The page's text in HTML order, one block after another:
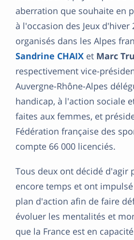
aberration que souhaite en
à l'occasion des Jeux d'hiver
organisés dans les Alpes
Sandrine CHAIX et Marc
respectivement vice-
Auvergne-Rhône-Alpes
handicap, à l'action sociale
faites aux femmes, et
Fédération française des
compte 66 000 licenciés.
Tous deux ont décidé d'agir
encore temps et ont
plan d'action afin de faire
évoluer les mentalités et
que la France est en